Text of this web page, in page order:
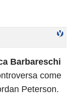
Barbareschi
come
Peterson.